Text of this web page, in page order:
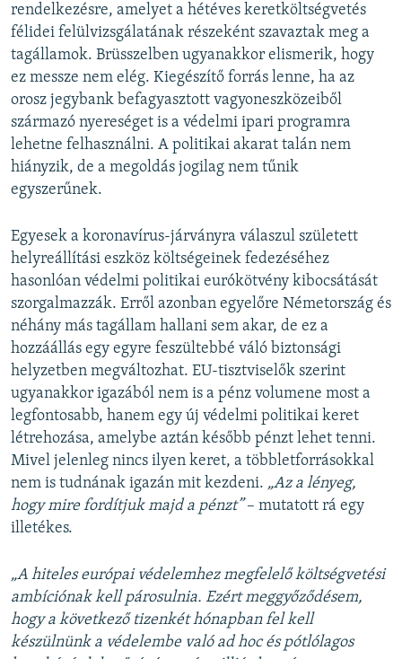
rendelkezésre, amelyet a hétéves keretköltségvetés
félidei felülvizsgálatának részeként szavaztak meg a
tagállamok. Brüsszelben ugyanakkor elismerik, hogy
ez messze nem elég. Kiegészítő forrás lenne, ha az
orosz jegybank befagyasztott vagyoneszközeiből
származó nyereséget is a védelmi ipari programra
lehetne felhasználni. A politikai akarat talán nem
hiányzik, de a megoldás jogilag nem tűnik
egyszerűnek.
Egyesek a koronavírus-járványra válaszul született
helyreállítási eszköz költségeinek fedezéséhez
hasonlóan védelmi politikai eurókötvény kibocsátását
szorgalmazzák. Erről azonban egyelőre Németország és
néhány más tagállam hallani sem akar, de ez a
hozzáállás egy egyre feszültebbé váló biztonsági
helyzetben megváltozhat. EU-tisztviselők szerint
ugyanakkor igazából nem is a pénz volumene most a
legfontosabb, hanem egy új védelmi politikai keret
létrehozása, amelybe aztán később pénzt lehet tenni.
Mivel jelenleg nincs ilyen keret, a többletforrásokkal
nem is tudnának igazán mit kezdeni. „Az a lényeg,
hogy mire fordítjuk majd a pénzt”– mutatott rá egy
illetékes.
„A hiteles európai védelemhez megfelelő költségvetési
ambíciónak kell párosulnia. Ezért meggyőződésem,
hogy a következő tizenkét hónapban fel kell
készülnünk a védelembe való ad hoc és pótlólagos